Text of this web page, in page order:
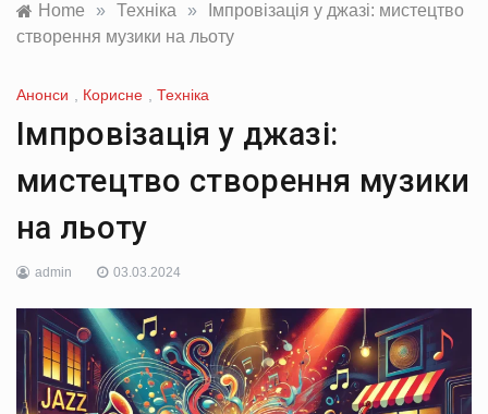
Home » Техніка »
Імпровізація у джазі: мистецтво
створення музики на льоту
Анонси , Корисне , Техніка
Імпровізація у джазі:
мистецтво створення музики
на льоту
admin 03.03.2024